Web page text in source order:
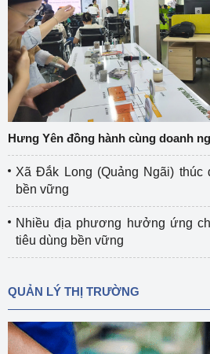
Hưng Yên đồng hành cùng doanh
Xã Đắk Long (Quảng Ngãi) thúc
bền vững
Nhiều địa phương hưởng ứng
tiêu dùng bền vững
QUẢN LÝ THỊ TRƯỜNG